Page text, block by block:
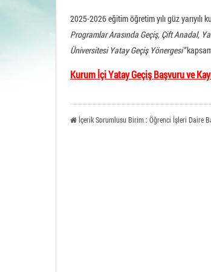
2025-2026 eğitim öğretim yılı güz yarıyılı
Programlar Arasında Geçiş, Çift Anadal,
Üniversitesi Yatay Geçiş Yönergesi”
Kurum İçi Yatay Geçiş Başvuru ve
İçerik Sorumlusu Birim : Öğrenci İşleri Daire